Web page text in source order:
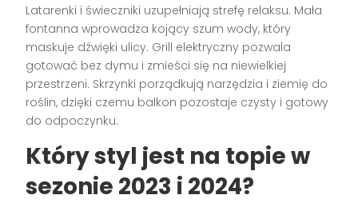
Latarenki i świeczniki uzupełniają strefę relaksu. Mała
fontanna wprowadza kojący szum wody, który
maskuje dźwięki ulicy. Grill elektryczny pozwala
gotować bez dymu i zmieści się na niewielkiej
przestrzeni. Skrzynki porządkują narzędzia i ziemię do
roślin, dzięki czemu balkon pozostaje czysty i gotowy
do odpoczynku.
Który styl jest na topie w
sezonie 2023 i 2024?